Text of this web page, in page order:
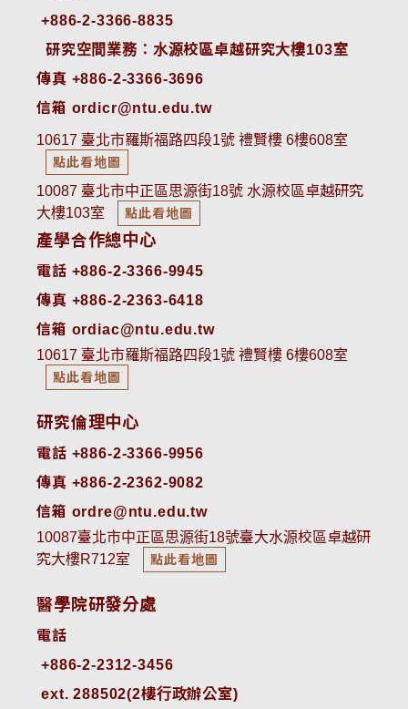
+886-2-3366-8835
研究空間業務：水源校區卓越研究大樓103室
傳真 +886-2-3366-3696
信箱 ordicr@ntu.edu.tw
10617 臺北市羅斯福路四段1號 禮賢樓 6樓608室
點此看地圖
10087 臺北市中正區思源街18號 水源校區卓越研究
大樓103室
點此看地圖
產學合作總中心
電話 +886-2-3366-9945
傳真 +886-2-2363-6418
信箱 ordiac@ntu.edu.tw
10617 臺北市羅斯福路四段1號 禮賢樓 6樓608室
點此看地圖
研究倫理中心
電話 +886-2-3366-9956
傳真 +886-2-2362-9082
信箱 ordre@ntu.edu.tw
10087臺北市中正區思源街18號臺大水源校區卓越研
究大樓R712室
點此看地圖
醫學院研發分處
電話
ext. 288502(2樓行政辦公室)